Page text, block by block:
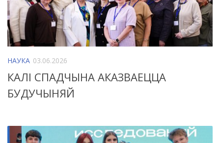
НАУКА 03.06.2026
КАЛІ СПАДЧЫНА АКАЗВАЕЦЦА
БУДУЧЫНЯЙ